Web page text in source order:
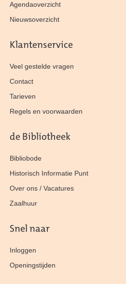
Agendaoverzicht
Nieuwsoverzicht
Klantenservice
Veel gestelde vragen
Contact
Tarieven
Regels en voorwaarden
de Bibliotheek
Bibliobode
Historisch Informatie Punt
Over ons / Vacatures
Zaalhuur
Snel naar
Inloggen
Openingstijden